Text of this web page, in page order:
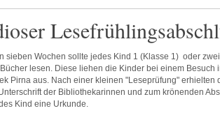
sieben Wochen sollte jedes Kind 1 (Klasse 1) oder zwei
lesen. Diese liehen die Kinder bei einem Besuch
Pirna aus. Nach einer kleinen "Leseprüfung" erhielten
der Bibliothekarinnen und zum krönenden
Kind eine Urkunde.